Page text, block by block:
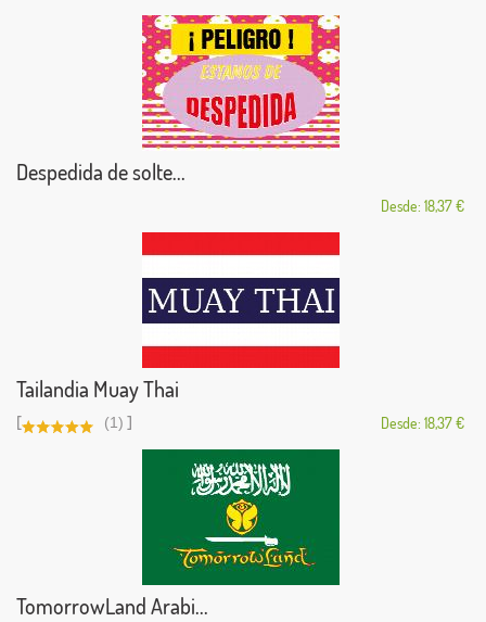
Despedida de solte...
Desde: 18,37 €
Tailandia Muay Thai
[ (1) ] Desde: 18,37 €
TomorrowLand Arabi...